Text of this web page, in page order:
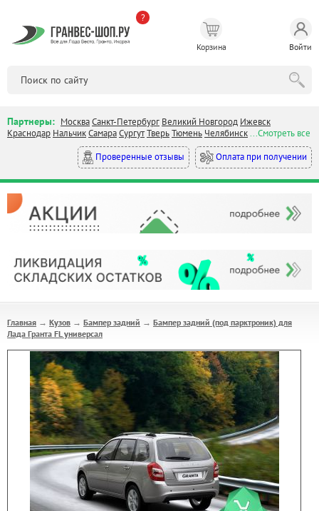
?
Корзина Войти
Партнеры: МоскваСанкт-Петербург Великий Новгород Ижевск
Краснодар НальчикСамараСургутТверьТюмень Челябинск...Смотреть все
Проверенные отзывы
Оплата при получении
Главная → Кузов → Бампер задний → Бампер задний (под парктроник) для
Лада Гранта FL универсал